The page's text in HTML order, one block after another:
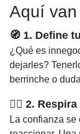
Aquí
🧭 1. Define
¿Qué es
dejarles?
berrinche o
🧘‍♀️ 2.
La confianza